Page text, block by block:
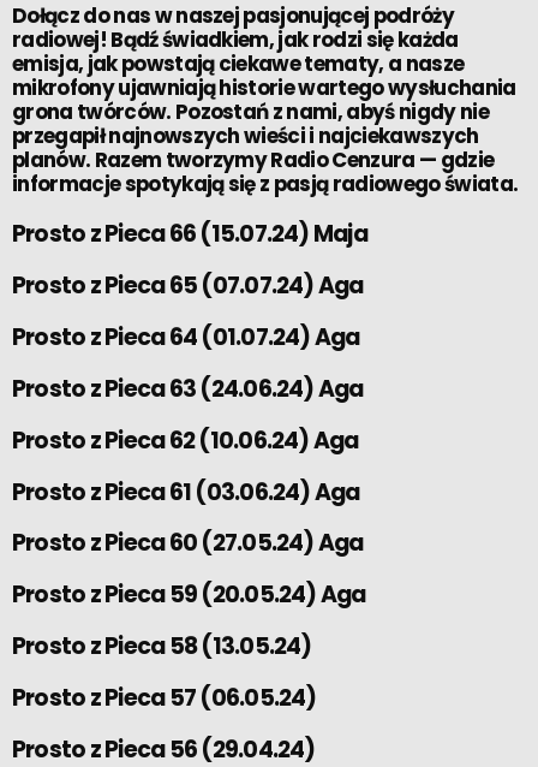
Dołącz do nas w naszej pasjonującej podróży
radiowej! Bądź świadkiem, jak rodzi się każda
emisja, jak powstają ciekawe tematy, a nasze
mikrofony ujawniają historie wartego wysłuchania
grona twórców. Pozostań z nami, abyś nigdy nie
przegapił najnowszych wieści i najciekawszych
planów. Razem tworzymy Radio Cenzura — gdzie
informacje spotykają się z pasją radiowego świata.
Prosto z Pieca 66 (15.07.24) Maja
Prosto z Pieca 65 (07.07.24) Aga
Prosto z Pieca 64 (01.07.24) Aga
Prosto z Pieca 63 (24.06.24) Aga
Prosto z Pieca 62 (10.06.24) Aga
Prosto z Pieca 61 (03.06.24) Aga
Prosto z Pieca 60 (27.05.24) Aga
Prosto z Pieca 59 (20.05.24) Aga
Prosto z Pieca 58 (13.05.24)
Prosto z Pieca 57 (06.05.24)
Prosto z Pieca 56 (29.04.24)